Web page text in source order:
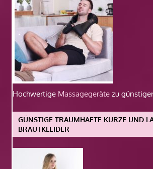
Hochwertige Massagegeräte zu
GÜNSTIGE TRAUMHAFTE KURZE UND
BRAUTKLEIDER